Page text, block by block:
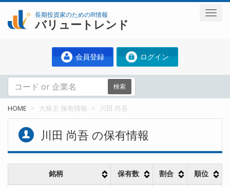
長期投資家のためのIR情報
バリュートレンド
会員登録 ログイン
検索
HOME 大株主 保有情報 川田 尚吾
川田 尚吾 の保有情報
銘柄 保有数 割合 順位